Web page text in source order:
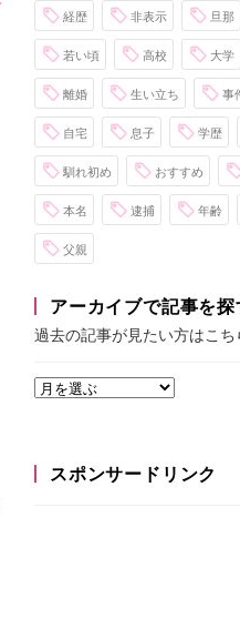
経歴 非表示 旦那
若い頃 高校 大学
離婚 生い立ち 事
自宅 息子 学歴
馴れ初め おすすめ
本名 逮捕 年齢
父親
アーカイブで記事を探
過去の記事が見たい方はこち
スポンサードリンク